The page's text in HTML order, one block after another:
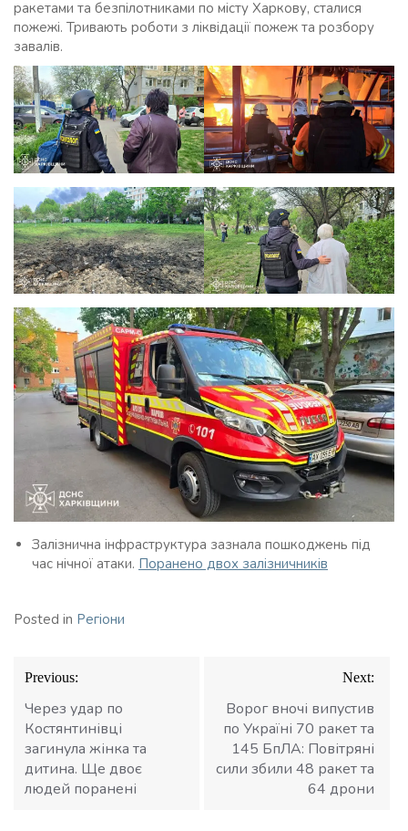
ракетами та безпілотниками по місту Харкову, сталися
пожежі. Тривають роботи з ліквідації пожеж та розбору
завалів.
Залізнична інфраструктура зазнала пошкоджень під
час нічної атаки. Поранено двох залізничників
Posted in Регіони
Навігація
записів
Previous:
Через удар по
Костянтинівці
загинула жінка та
дитина. Ще двоє
людей поранені
Next:
Ворог вночі випустив
по Україні 70 ракет та
145 БпЛА: Повітряні
сили збили 48 ракет та
64 дрони